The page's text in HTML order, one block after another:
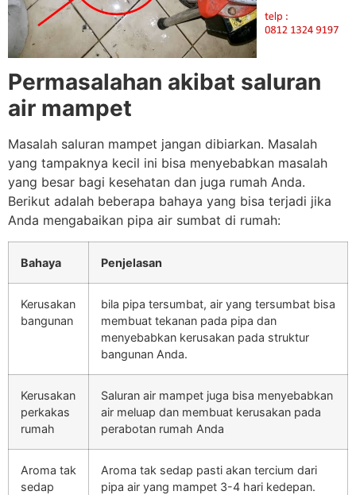
Permasalahan akibat saluran
air mampet
Masalah saluran mampet jangan dibiarkan. Masalah
yang tampaknya kecil ini bisa menyebabkan masalah
yang besar bagi kesehatan dan juga rumah Anda.
Berikut adalah beberapa bahaya yang bisa terjadi jika
Anda mengabaikan pipa air sumbat di rumah:
Bahaya Penjelasan
Kerusakan
bangunan
bila pipa tersumbat, air yang tersumbat bisa
membuat tekanan pada pipa dan
menyebabkan kerusakan pada struktur
bangunan Anda.
Kerusakan
perkakas
rumah
Saluran air mampet juga bisa menyebabkan
air meluap dan membuat kerusakan pada
perabotan rumah Anda
Aroma tak
sedap
Aroma tak sedap pasti akan tercium dari
pipa air yang mampet 3-4 hari kedepan.